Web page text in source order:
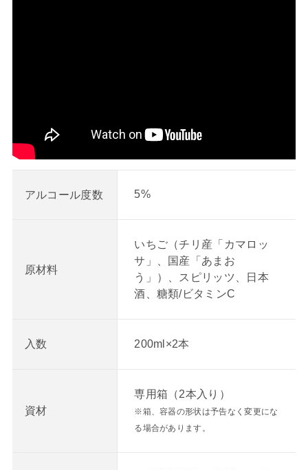
アルコール度数 5%
原材料
いちご（チリ産「カマロッ
サ」、国産「あまお
う」）、スピリッツ、日本
酒、糖類/ビタミンC
入数 200ml×2本
資材
専用箱（2本入り）
※箱、容器の形状は予告なく変更にな
る場合があります。